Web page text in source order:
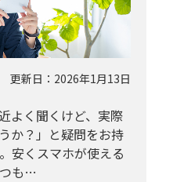
更新日：2026年1月13日
よく聞くけど、実際
か？」と疑問をお持
安くスマホが使える
も…